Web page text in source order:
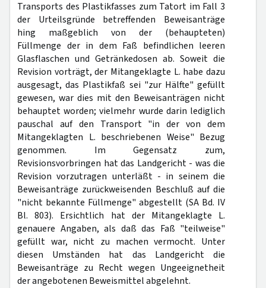
Transports des Plastikfasses zum Tatort im Fall 3
der Urteilsgründe betreffenden Beweisanträge
hing maßgeblich von der (behaupteten)
Füllmenge der in dem Faß befindlichen leeren
Glasflaschen und Getränkedosen ab. Soweit die
Revision vorträgt, der Mitangeklagte L. habe dazu
ausgesagt, das Plastikfaß sei "zur Hälfte" gefüllt
gewesen, war dies mit den Beweisanträgen nicht
behauptet worden; vielmehr wurde darin lediglich
pauschal auf den Transport "in der von dem
Mitangeklagten L. beschriebenen Weise" Bezug
genommen. Im Gegensatz zum,
Revisionsvorbringen hat das Landgericht - was die
Revision vorzutragen unterläßt - in seinem die
Beweisanträge zurückweisenden Beschluß auf die
"nicht bekannte Füllmenge" abgestellt (SA Bd. IV
Bl. 803). Ersichtlich hat der Mitangeklagte L.
genauere Angaben, als daß das Faß "teilweise"
gefüllt war, nicht zu machen vermocht. Unter
diesen Umständen hat das Landgericht die
Beweisanträge zu Recht wegen Ungeeignetheit
der angebotenen Beweismittel abgelehnt.